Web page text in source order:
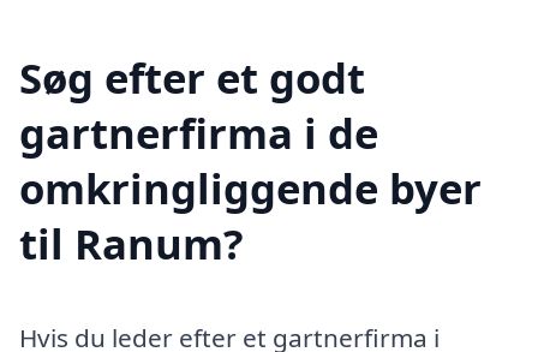
Søg efter et godt
gartnerfirma i de
omkringliggende byer
til Ranum?
Hvis du leder efter et gartnerfirma i